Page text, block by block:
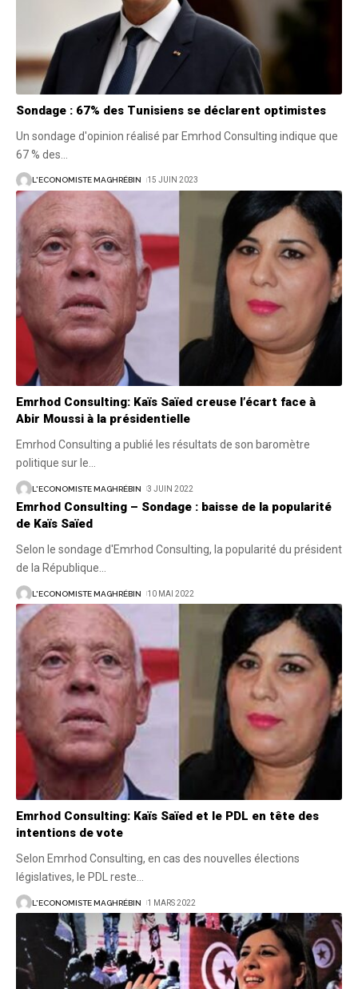
Sondage : 67% des Tunisiens se déclarent optimistes
Un sondage d'opinion réalisé par Emrhod Consulting indique que
67 % des
L'ECONOMISTE MAGHRÉBIN 15 JUIN 2023
Emrhod Consulting: Kaïs Saïed creuse l’écart face à
Abir Moussi à la présidentielle
Emrhod Consulting a publié les résultats de son baromètre
politique sur le…
L'ECONOMISTE MAGHRÉBIN 3 JUIN 2022
Emrhod Consulting – Sondage : baisse de la popularité
de Kaïs Saïed
Selon le sondage d'Emrhod Consulting, la popularité du président
de la République…
L'ECONOMISTE MAGHRÉBIN 10 MAI 2022
Emrhod Consulting: Kaïs Saïed et le PDL en tête des
intentions de vote
Selon Emrhod Consulting, en cas des nouvelles élections
législatives, le PDL reste
L'ECONOMISTE MAGHRÉBIN 1 MARS 2022